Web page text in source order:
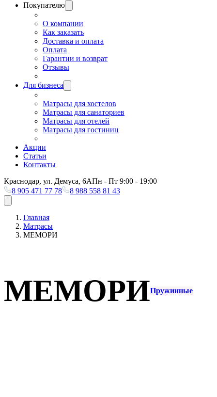
Покупателю
О компании
Как заказать
Доставка и оплата
Оплата
Гарантии и возврат
Отзывы
Для бизнеса
Матрасы для хостелов
Матрасы для санаториев
Матрасы для отелей
Матрасы для гостиниц
Акции
Статьи
Контакты
Краснодар, ул. Демуса, 6АПн - Пт 9:00 - 19:00
8 905 471 77 78
8 988 558 81 43
Главная
Матрасы
МЕМОРИ
МЕМОРИПружинные